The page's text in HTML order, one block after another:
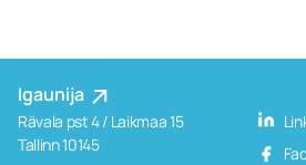
Igaunija
Rävala pst 4 / Laikmaa 15
Tallinn 10145